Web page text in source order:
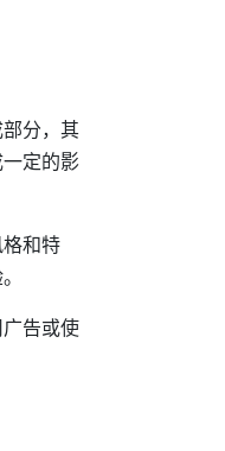
分，其
定的影
和特
告或使